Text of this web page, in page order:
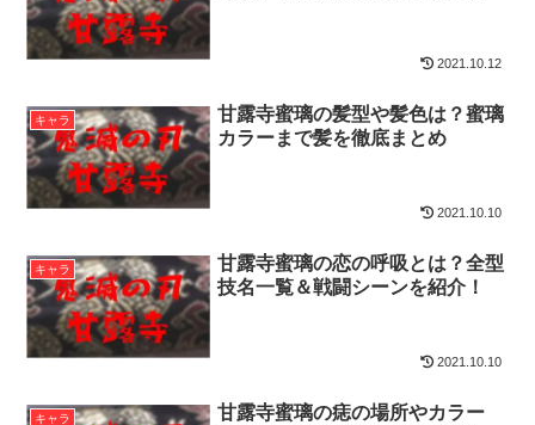
2021.10.12
キャラ
甘露寺蜜璃の髪型や髪色は？蜜璃
カラーまで髪を徹底まとめ
2021.10.10
キャラ
甘露寺蜜璃の恋の呼吸とは？全型
技名一覧＆戦闘シーンを紹介！
2021.10.10
キャラ
甘露寺蜜璃の痣の場所やカラー